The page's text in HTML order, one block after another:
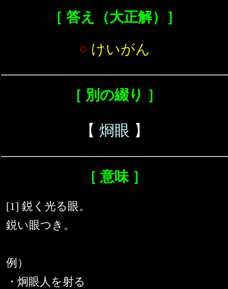
［ 答え（大正解）］
○ けいがん
［ 別の綴り ］
【 烱眼 】
［ 意味 ］
[1] 鋭く光る眼。
鋭い眼つき。
例）
・炯眼人を射る